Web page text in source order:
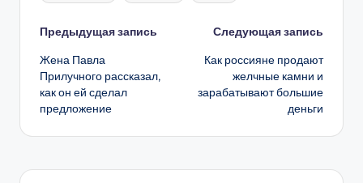
Навигация
записи
Предыдущая запись
Жена Павла
Прилучного рассказал,
как он ей сделал
предложение
Следующая запись
Как россияне продают
желчные камни и
зарабатывают большие
деньги